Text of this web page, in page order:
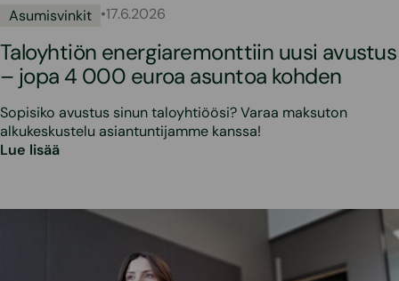
Asumisvinkit •17.6.2026
Taloyhtiön energiaremonttiin uusi avustus
– jopa 4 000 euroa asuntoa kohden
Sopisiko avustus sinun taloyhtiöösi? Varaa maksuton
alkukeskustelu asiantuntijamme kanssa!
Lue lisää